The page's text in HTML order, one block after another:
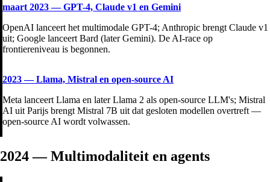
maart 2023—GPT-4, Claude v1 en Gemini
OpenAI lanceert het multimodale GPT-4; Anthropic brengt Claude v1
uit; Google lanceert Bard (later Gemini). De AI-race op
frontiereniveau is begonnen.
2023—Llama, Mistral en open-source AI
Meta lanceert Llama en later Llama 2 als open-source LLM's; Mistral
AI uit Parijs brengt Mistral 7B uit dat gesloten modellen overtreft —
open-source AI wordt volwassen.
2024 — Multimodaliteit en agents